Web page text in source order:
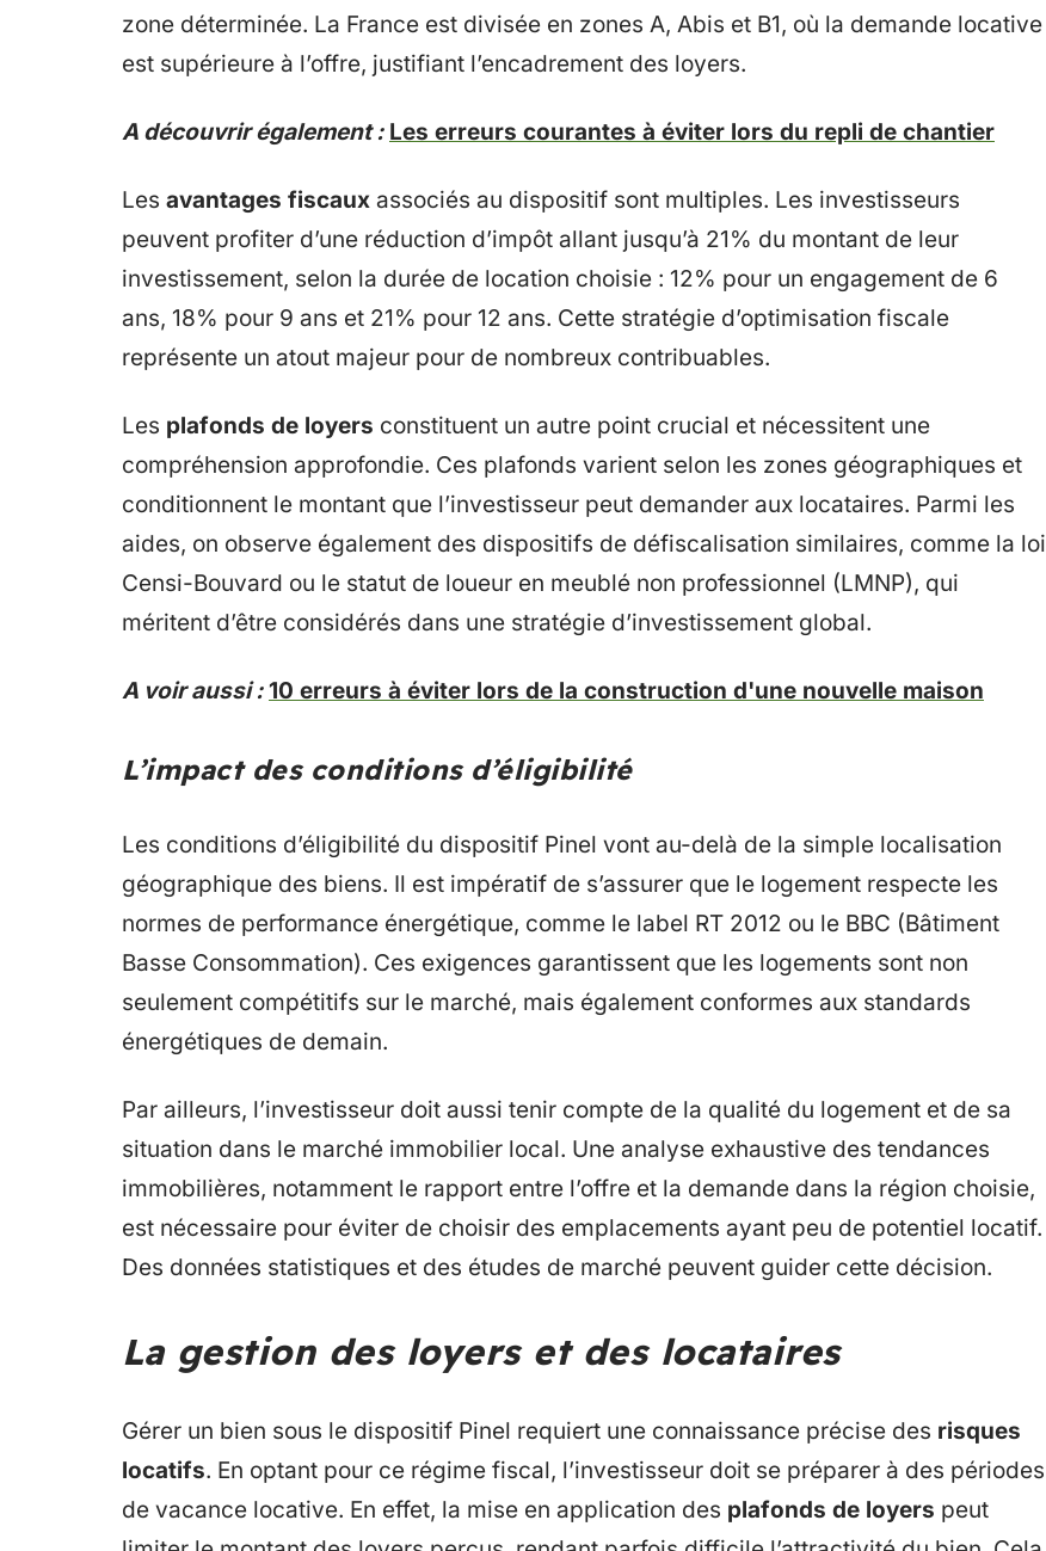
zone déterminée. La France est divisée en zones A, Abis et B1, où la demande locative
est supérieure à l’offre, justifiant l’encadrement des loyers.
A découvrir également : Les erreurs courantes à éviter lors du repli de chantier
Les avantages fiscaux associés au dispositif sont multiples. Les investisseurs
peuvent profiter d’une réduction d’impôt allant jusqu’à 21% du montant de leur
investissement, selon la durée de location choisie : 12% pour un engagement de 6
ans, 18% pour 9 ans et 21% pour 12 ans. Cette stratégie d’optimisation fiscale
représente un atout majeur pour de nombreux contribuables.
Les plafonds de loyers constituent un autre point crucial et nécessitent une
compréhension approfondie. Ces plafonds varient selon les zones géographiques et
conditionnent le montant que l’investisseur peut demander aux locataires. Parmi les
aides, on observe également des dispositifs de défiscalisation similaires, comme la loi
Censi-Bouvard ou le statut de loueur en meublé non professionnel (LMNP), qui
méritent d’être considérés dans une stratégie d’investissement global.
A voir aussi : 10 erreurs à éviter lors de la construction d'une nouvelle maison
L’impact des conditions d’éligibilité
Les conditions d’éligibilité du dispositif Pinel vont au-delà de la simple localisation
géographique des biens. Il est impératif de s’assurer que le logement respecte les
normes de performance énergétique, comme le label RT 2012 ou le BBC (Bâtiment
Basse Consommation). Ces exigences garantissent que les logements sont non
seulement compétitifs sur le marché, mais également conformes aux standards
énergétiques de demain.
Par ailleurs, l’investisseur doit aussi tenir compte de la qualité du logement et de sa
situation dans le marché immobilier local. Une analyse exhaustive des tendances
immobilières, notamment le rapport entre l’offre et la demande dans la région choisie,
est nécessaire pour éviter de choisir des emplacements ayant peu de potentiel locatif.
Des données statistiques et des études de marché peuvent guider cette décision.
La gestion des loyers et des locataires
Gérer un bien sous le dispositif Pinel requiert une connaissance précise des risques
locatifs. En optant pour ce régime fiscal, l’investisseur doit se préparer à des périodes
de vacance locative. En effet, la mise en application des plafonds de loyers peut